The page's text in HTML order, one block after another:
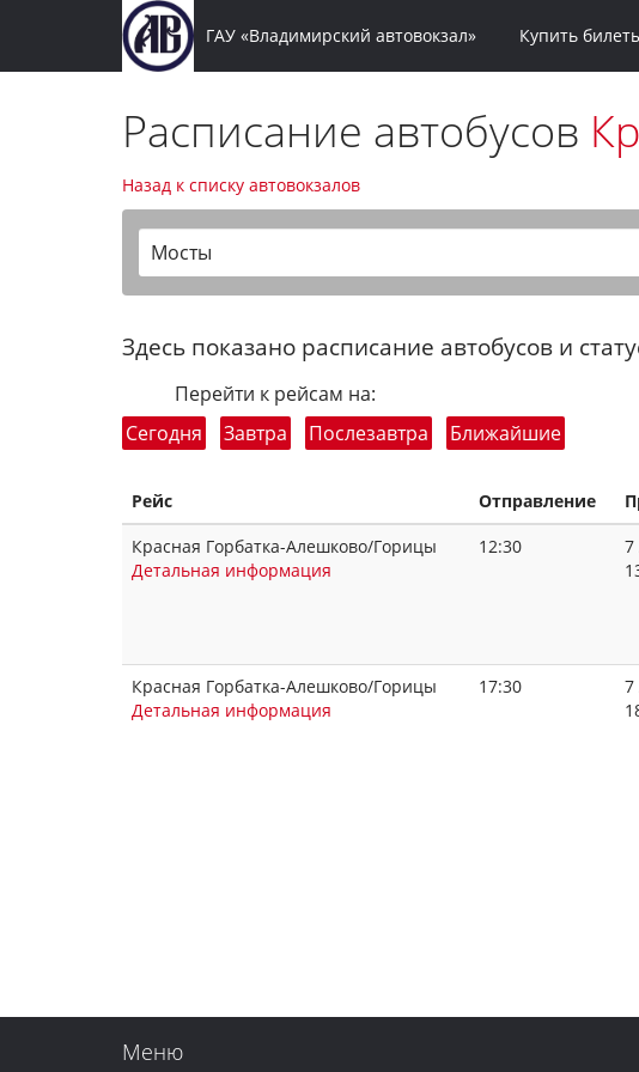
ГАУ «Владимирский автовокзал» Купить
Расписание автобусов
Назад к списку автовокзалов
Мосты
Здесь показано расписание автобусов и
Перейти к рейсам на:
Сегодня
Завтра Послезавтра Ближайшие
Рейс Отправление
Красная Горбатка-Алешково/Горицы
Детальная информация
12:30
7
Красная Горбатка-Алешково/Горицы
Детальная информация
17:30
7
Меню